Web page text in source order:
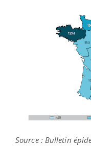
Source : Bulletin